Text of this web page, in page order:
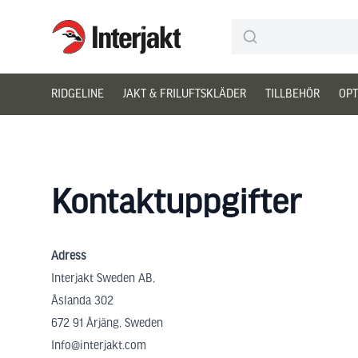
Interjakt SE
RIDGELINE JAKT & FRILUFTSKLÄDER TILLBEHÖR
Kontaktuppgifter
Adress
Interjakt Sweden AB,
Åslanda 302
672 91 Årjäng, Sweden
Info@interjakt.com